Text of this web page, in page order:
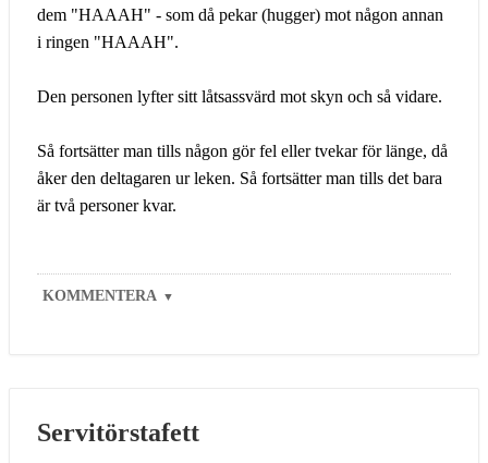
dem "HAAAH" - som då pekar (hugger) mot någon annan
i ringen "HAAAH".
Den personen lyfter sitt låtsassvärd mot skyn och så vidare.
Så fortsätter man tills någon gör fel eller tvekar för länge, då
åker den deltagaren ur leken. Så fortsätter man tills det bara
är två personer kvar.
KOMMENTERA ▼
Servitörstafett